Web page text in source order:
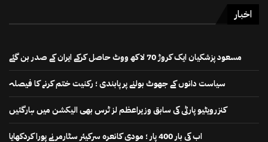
اخبار
مسعود پزشکیان ایک کروڑ 70 لاکھ ووٹ حاصل کرکے ایران کے صدر بن گئے
سیاست دانوں کے جھوٹ بولنے پر پابندی ؛ رکنیت ختم کرنے کا فیصلہ
کنزرویٹیو پارٹی کی سابق وزیراعظم لز ٹرس بھی الیکشن میں ہارگئیں
اب کی بار 400 پار ؛ مودی کانعرہ سرکیئر سٹارمر نے پورا کردکھایا